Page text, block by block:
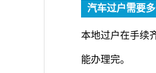
汽车过户需要多
本地过户在手续
能办理完。